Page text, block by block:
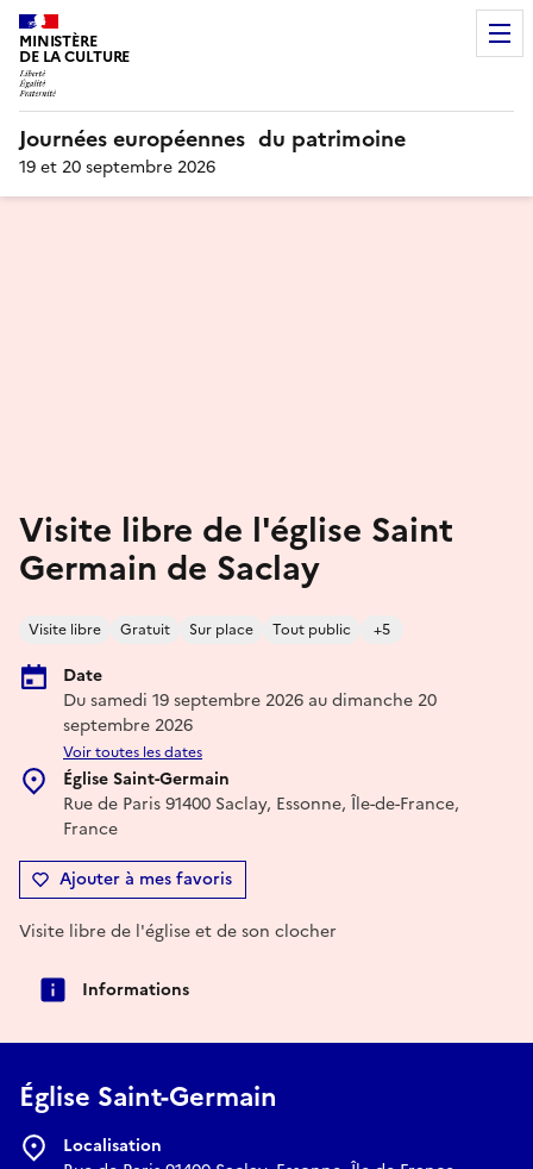
MINISTÈRE
DE LA CULTURE
Journées européennes du patrimoine
19 et 20 septembre 2026
Visite libre de l'église Saint
Germain de Saclay
Visite libre Gratuit Sur place Tout public +5
Date
Du samedi 19 septembre 2026 au dimanche 20
septembre 2026
Voir toutes les dates
Église Saint-Germain
Rue de Paris 91400 Saclay, Essonne, Île-de-France,
France
Ajouter à mes favoris
Visite libre de l'église et de son clocher
Informations
Église Saint-Germain
Localisation